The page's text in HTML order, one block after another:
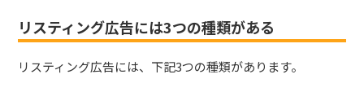
リスティング広告には3つの種類がある
リスティング広告には、下記3つの種類があります。